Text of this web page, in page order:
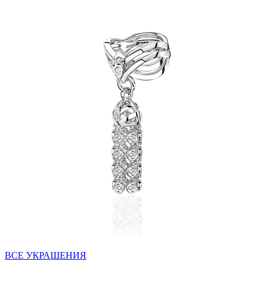
ВСЕ УКРАШЕНИЯ